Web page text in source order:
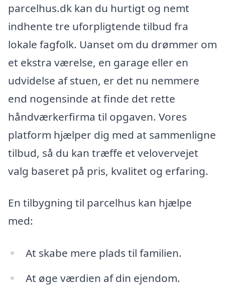
parcelhus.dk kan du hurtigt og nemt
indhente tre uforpligtende tilbud fra
lokale fagfolk. Uanset om du drømmer om
et ekstra værelse, en garage eller en
udvidelse af stuen, er det nu nemmere
end nogensinde at finde det rette
håndværkerfirma til opgaven. Vores
platform hjælper dig med at sammenligne
tilbud, så du kan træffe et velovervejet
valg baseret på pris, kvalitet og erfaring.
En tilbygning til parcelhus kan hjælpe
med:
At skabe mere plads til familien.
At øge værdien af din ejendom.